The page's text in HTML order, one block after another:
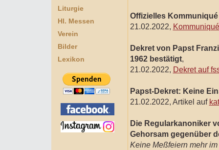
Liturgie
Hl. Messen
Verein
Bilder
Lexikon
Offizielles
21.02.2022,
Dekret von Papst
1962 bestätigt,
21.02.2022, Dekret auf
Papst-Dekret: Keine
21.02.2022, Artikel auf
Die Regularkanoniker
Gehorsam gegenüber
Keine Meßfeiern mehr